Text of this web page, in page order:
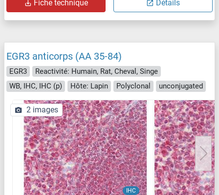
Fiche technique Détails
EGR3 anticorps (AA 35-84)
EGR3
Reactivité: Humain, Rat, Cheval, Singe
WB, IHC, IHC (p)
Hôte: Lapin Polyclonal unconjugated
IHC
2 images